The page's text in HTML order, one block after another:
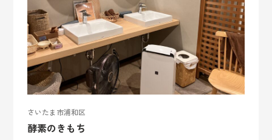
さいたま市浦和区
酵素のきもち